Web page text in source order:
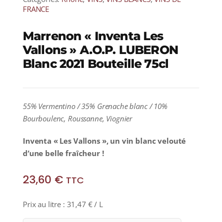
FRANCE
Marrenon « Inventa Les
Vallons » A.O.P. LUBERON
Blanc 2021 Bouteille 75cl
55% Vermentino / 35% Grenache blanc / 10%
Bourboulenc, Roussanne, Viognier
Inventa « Les Vallons », un vin blanc velouté
d’une belle fraîcheur !
23,60 € TTC
Prix au litre : 31,47 € / L